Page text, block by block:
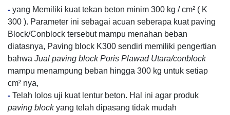
- yang Memiliki kuat tekan beton minim 300 kg / cm² ( K
300 ). Parameter ini sebagai acuan seberapa kuat paving
Block/Conblock tersebut mampu menahan beban
diatasnya, Paving block K300 sendiri memiliki pengertian
bahwa Jual paving block Poris Plawad Utara/conblock
mampu menampung beban hingga 300 kg untuk setiap
cm² nya,
- Telah lolos uji kuat lentur beton. Hal ini agar produk
paving blockyang telah dipasang tidak mudah